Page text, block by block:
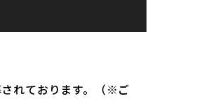
れております。（※ご